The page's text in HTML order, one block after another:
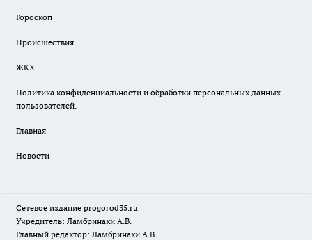
Гороскоп
Происшествия
ЖКХ
Политика конфиденциальности и обработки персональных данных
пользователей.
Главная
Новости
Сетевое издание progorod35.ru
Учредитель: Ламбринаки А.В.
Главный редактор: Ламбринаки А.В.